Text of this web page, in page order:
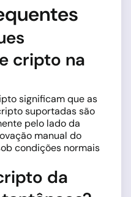
cripto na
significam que as
suportadas são
pelo lado da
manual do
condições normais
da